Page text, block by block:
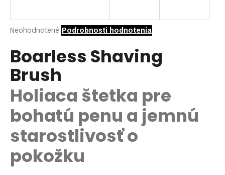
Priemerné
produktu
je
0,0
hviezdičiek.
Neohodnotené Podrobnosti hodnotenia
Boarless Shaving
Brush
Holiaca štetka pre
bohatú penu a jemnú
starostlivosť o
pokožku
j
ť
?
HĽADAŤ
O